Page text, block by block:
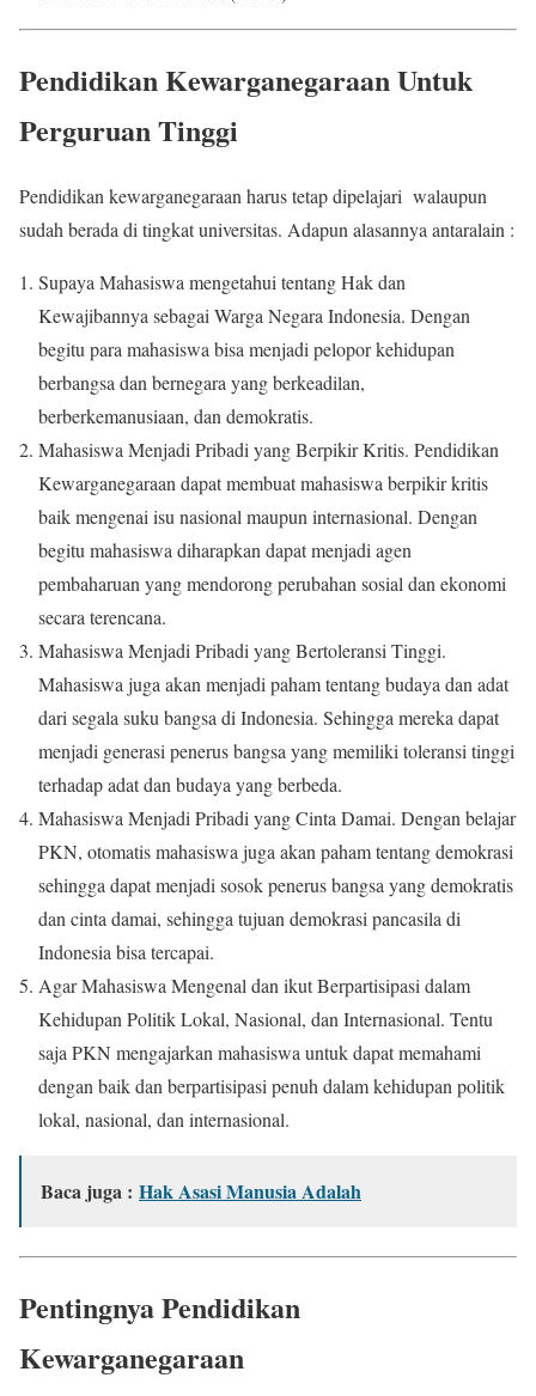
Pendidikan Kewarganegaraan Untuk
Perguruan Tinggi
Pendidikan kewarganegaraan harus tetap dipelajari walaupun
sudah berada di tingkat universitas. Adapun alasannya antaralain :
Supaya Mahasiswa mengetahui tentang Hak dan
Kewajibannya sebagai Warga Negara Indonesia. Dengan
begitu para mahasiswa bisa menjadi pelopor kehidupan
berbangsa dan bernegara yang berkeadilan,
berberkemanusiaan, dan demokratis.
Mahasiswa Menjadi Pribadi yang Berpikir Kritis. Pendidikan
Kewarganegaraan dapat membuat mahasiswa berpikir kritis
baik mengenai isu nasional maupun internasional. Dengan
begitu mahasiswa diharapkan dapat menjadi agen
pembaharuan yang mendorong perubahan sosial dan ekonomi
secara terencana.
Mahasiswa Menjadi Pribadi yang Bertoleransi Tinggi.
Mahasiswa juga akan menjadi paham tentang budaya dan adat
dari segala suku bangsa di Indonesia. Sehingga mereka dapat
menjadi generasi penerus bangsa yang memiliki toleransi tinggi
terhadap adat dan budaya yang berbeda.
Mahasiswa Menjadi Pribadi yang Cinta Damai. Dengan belajar
PKN, otomatis mahasiswa juga akan paham tentang demokrasi
sehingga dapat menjadi sosok penerus bangsa yang demokratis
dan cinta damai, sehingga tujuan demokrasi pancasila di
Indonesia bisa tercapai.
Agar Mahasiswa Mengenal dan ikut Berpartisipasi dalam
Kehidupan Politik Lokal, Nasional, dan Internasional. Tentu
saja PKN mengajarkan mahasiswa untuk dapat memahami
dengan baik dan berpartisipasi penuh dalam kehidupan politik
lokal, nasional, dan internasional.
Baca juga : Hak Asasi Manusia Adalah
Pentingnya Pendidikan
Kewarganegaraan